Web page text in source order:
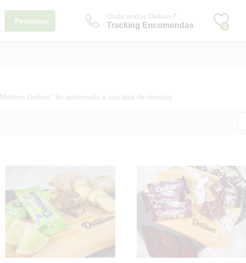
Pesquisar
Onde andas Dellium?
Tracking Encomendas 0
Dellium” foi adicionado à sua lista de desejos